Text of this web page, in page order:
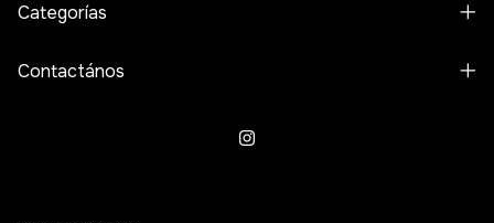
Categorías
Contactános